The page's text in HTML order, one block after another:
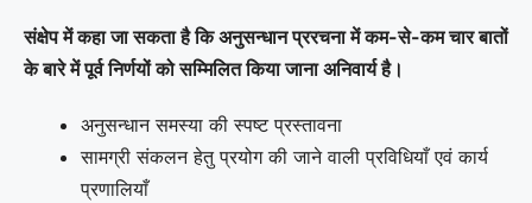
संक्षेप में कहा जा सकता है कि अनुसन्धान प्ररचना में कम-से-कम चार बातों
के बारे में पूर्व निर्णयों को सम्मिलित किया जाना अनिवार्य है।
अनुसन्धान समस्या की स्पष्ट प्रस्तावना
सामग्री संकलन हेतु प्रयोग की जाने वाली प्रविधियाँ एवं कार्य
प्रणालियाँ